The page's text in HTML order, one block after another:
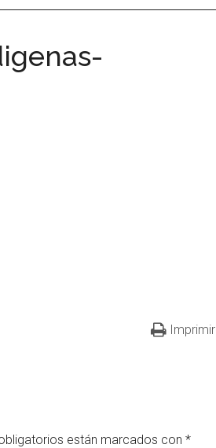
Imprimir
están marcados con *